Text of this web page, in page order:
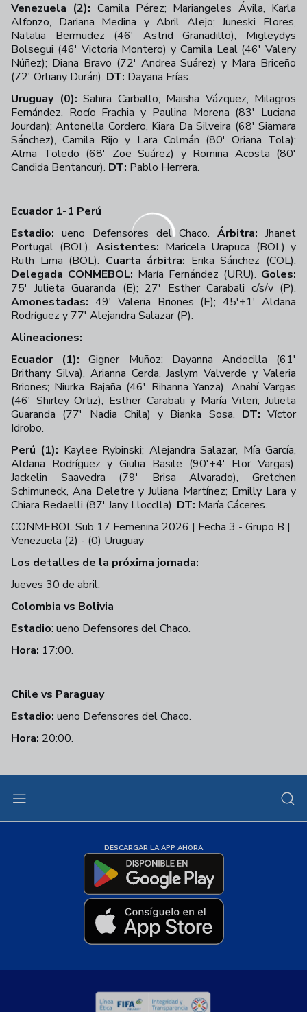
Venezuela (2): Camila Pérez; Mariangeles Ávila, Karla
Alfonzo, Dariana Medina y Abril Alejo; Juneski Flores,
Natalia Bermudez (46' Astrid Granadillo), Migleydys
Bolsegui (46' Victoria Montero) y Camila Leal (46' Valery
Núñez); Diana Bravo (72' Andrea Suárez) y Mara Briceño
(72' Orliany Durán). DT: Dayana Frías.
Uruguay (0): Sahira Carballo; Maisha Vázquez, Milagros
Fernández, Rocío Frachia y Paulina Morena (83' Luciana
Jourdan); Antonella Cordero, Kiara Da Silveira (68' Siamara
Sánchez), Camila Rijo y Lara Colmán (80' Oriana Tola);
Alma Toledo (68' Zoe Suárez) y Romina Acosta (80'
Candida Bentancur). DT: Pablo Herrera.
Ecuador 1-1 Perú
Estadio: ueno Defensores del Chaco.Árbitra: Jhanet
Portugal (BOL). Asistentes: Maricela Urapuca (BOL) y
Ruth Lima (BOL). Cuarta árbitra: Erika Sánchez (COL).
Delegada CONMEBOL: María Fernández (URU). Goles:
75' Julieta Guaranda (E); 27' Esther Carabali c/s/v (P).
Amonestadas: 49' Valeria Briones (E); 45'+1' Aldana
Rodríguez y 77' Alejandra Salazar (P).
Alineaciones:
Ecuador (1): Gigner Muñoz; Dayanna Andocilla (61'
Brithany Silva), Arianna Cerda, Jaslym Valverde y Valeria
Briones; Niurka Bajaña (46' Rihanna Yanza), Anahí Vargas
(46' Shirley Ortiz), Esther Carabali y María Viteri; Julieta
Guaranda (77' Nadia Chila) y Bianka Sosa. DT: Víctor
Idrobo.
Perú (1): Kaylee Rybinski; Alejandra Salazar, Mía García,
Aldana Rodríguez y Giulia Basile (90'+4' Flor Vargas);
Jackelin Saavedra (79' Brisa Alvarado), Gretchen
Schimuneck, Ana Deletre y Juliana Martínez; Emilly Lara y
Chiara Redaelli (87' Jany Llocclla). DT: María Cáceres.
CONMEBOL Sub 17 Femenina 2026 | Fecha 3 - Grupo B |
Venezuela (2) - (0) Uruguay
Los detalles de la próxima jornada:
Jueves 30 de abril:
Colombia vs Bolivia
Estadio: ueno Defensores del Chaco.
Hora: 17:00.
Chile vs Paraguay
Estadio: ueno Defensores del Chaco.
Hora: 20:00.
DESCARGAR LA APP AHORA